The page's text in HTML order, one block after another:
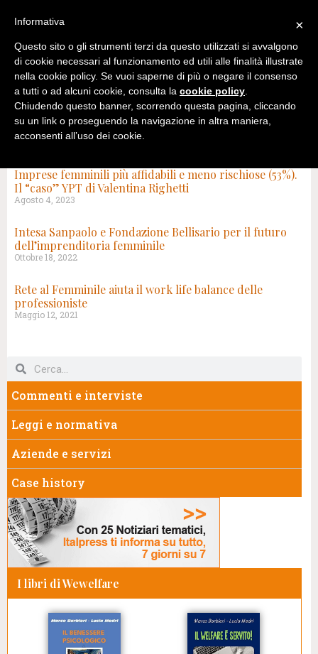
Imprese femminili più affidabili e meno rischiose (53%).
Il “caso” YPT di Valentina Righetti
Agosto 4, 2023
Intesa Sanpaolo e Fondazione Bellisario per il futuro
dell’imprenditoria femminile
Ottobre 18, 2022
Rete al Femminile aiuta il work life balance delle
professioniste
Maggio 12, 2021
Commenti e interviste
Leggi e normativa
Aziende e servizi
Case history
I libri di Wewelfare
×
Informativa
Questo sito o gli strumenti terzi da questo utilizzati si avvalgono
di cookie necessari al funzionamento ed utili alle finalità illustrate
nella cookie policy. Se vuoi saperne di più o negare il consenso
a tutti o ad alcuni cookie, consulta la cookie policy.
Chiudendo questo banner, scorrendo questa pagina, cliccando
su un link o proseguendo la navigazione in altra maniera,
acconsenti all’uso dei cookie.